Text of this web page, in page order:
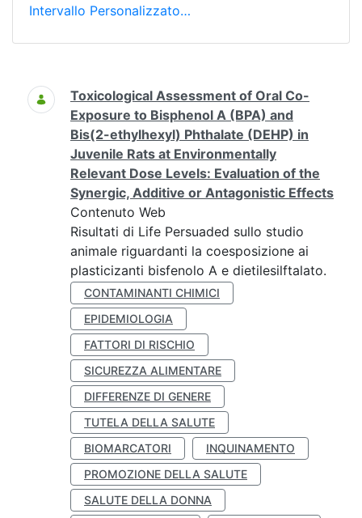
Intervallo Personalizzato…
Ricerca
Toxicological Assessment of Oral Co-
Exposure to Bisphenol A (BPA) and
Bis(2-ethylhexyl) Phthalate (DEHP) in
Juvenile Rats at Environmentally
Relevant Dose Levels: Evaluation of the
Synergic, Additive or Antagonistic Effects
Contenuto Web
Risultati di Life Persuaded sullo studio
animale riguardanti la coesposizione ai
plasticizanti bisfenolo A e dietilesilftalato.
CONTAMINANTI CHIMICI
EPIDEMIOLOGIA
FATTORI DI RISCHIO
SICUREZZA ALIMENTARE
DIFFERENZE DI GENERE
TUTELA DELLA SALUTE
BIOMARCATORI
INQUINAMENTO
PROMOZIONE DELLA SALUTE
SALUTE DELLA DONNA